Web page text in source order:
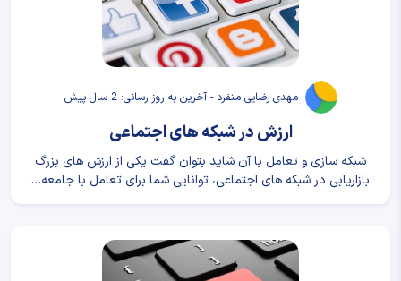
مهدی رضایی منفرد - آخرین به روز رسانی: 2 سال پیش
ارزش در شبکه های اجتماعی
شبکه سازی و تعامل با آن شاید بتوان گفت یکی از ارزش های بزرگ
بازاریابی در شبکه های اجتماعی، توانایی شما برای تعامل با جامعه…